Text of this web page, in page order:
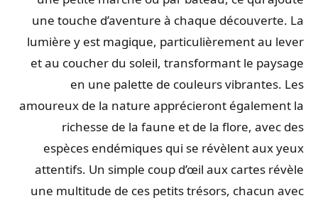
une touche d’aventure à chaque découverte. La
lumière y est magique, particulièrement au lever
et au coucher du soleil, transformant le paysage
en une palette de couleurs vibrantes. Les
amoureux de la nature apprécieront également la
richesse de la faune et de la flore, avec des
espèces endémiques qui se révèlent aux yeux
attentifs. Un simple coup d’œil aux cartes révèle
une multitude de ces petits trésors, chacun avec